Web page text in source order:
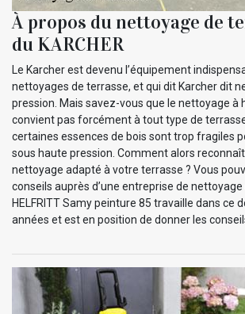
À propos du nettoyage de
du KARCHER
Le Karcher est devenu l’équipement
nettoyages de terrasse, et qui dit Karcher dit
pression. Mais savez-vous que le nettoyage à
convient pas forcément à tout type de
certaines essences de bois sont trop fragiles
sous haute pression. Comment alors
nettoyage adapté à votre terrasse ? Vous
conseils auprès d’une entreprise de nettoyage
HELFRITT Samy peinture 85 travaille dans ce
années et est en position de donner les